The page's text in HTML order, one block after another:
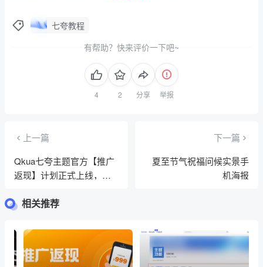
七夸教程
有帮助？快来评价一下吧~
分享 举报
上一篇
Qkua七夸主题官方【推广
返现】计划正式上线，推
下一篇
夏至节气祝福问候实景手
机海报
相关推荐